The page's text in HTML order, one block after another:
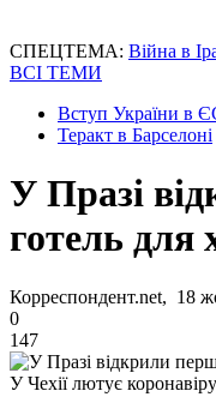
СПЕЦТЕМА: Війна в
ВСІ ТЕМИ
Вступ України в
Теракт в Барселоні
У Празі
готель для
Корреспондент.net, 18
0
147
У Чехії лютує